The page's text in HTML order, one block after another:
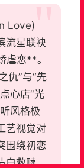
Love)
流星联袂
虐恋**。
仇”与“先
心店“光
风格极
艺视觉对
围绕初恋
白救赎，